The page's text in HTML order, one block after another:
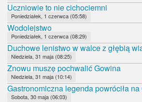
Uczniowie to nie cichociemni
Poniedziałek, 1 czerwca (05:58)
Wodolejstwo
Poniedziałek, 1 czerwca (08:29)
Duchowe lenistwo w walce z głębią
Niedziela, 31 maja (08:25)
Znowu muszę pochwalić Gowina
Niedziela, 31 maja (10:14)
Gastronomiczna legenda powróciła
Sobota, 30 maja (06:03)